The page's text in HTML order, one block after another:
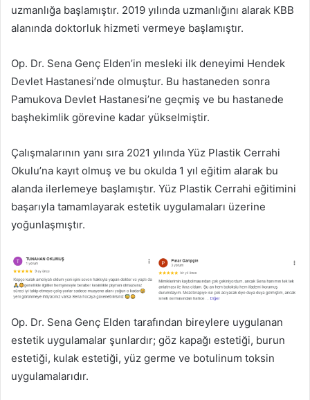
uzmanlığa başlamıştır. 2019 yılında uzmanlığını alarak KBB
alanında doktorluk hizmeti vermeye başlamıştır.
Op. Dr. Sena Genç Elden’in mesleki ilk deneyimi Hendek
Devlet Hastanesi’nde olmuştur. Bu hastaneden sonra
Pamukova Devlet Hastanesi’ne geçmiş ve bu hastanede
başhekimlik görevine kadar yükselmiştir.
Çalışmalarının yanı sıra 2021 yılında Yüz Plastik Cerrahi
Okulu’na kayıt olmuş ve bu okulda 1 yıl eğitim alarak bu
alanda ilerlemeye başlamıştır. Yüz Plastik Cerrahi eğitimini
başarıyla tamamlayarak estetik uygulamaları üzerine
yoğunlaşmıştır.
Op. Dr. Sena Genç Elden tarafından bireylere uygulanan
estetik uygulamalar şunlardır; göz kapağı estetiği, burun
estetiği, kulak estetiği, yüz germe ve botulinum toksin
uygulamalarıdır.